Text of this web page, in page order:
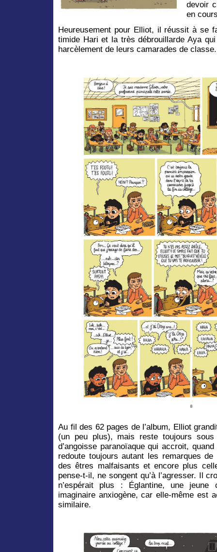
devoir
en
Heureusement pour Elliot, il réussit à se
timide Hari et la très débrouillarde Aya
harcèlement de leurs camarades de classe.
Au fil des 62 pages de l’album, Elliot
(un peu plus), mais reste toujours
d’angoisse paranoïaque qui accroit,
redoute toujours autant les remarques
des êtres malfaisants et encore plus
pense-t-il, ne songent qu’à l’agresser. Il
n’espérait plus : Églantine, une
imaginaire anxiogène, car elle-même est
similaire.